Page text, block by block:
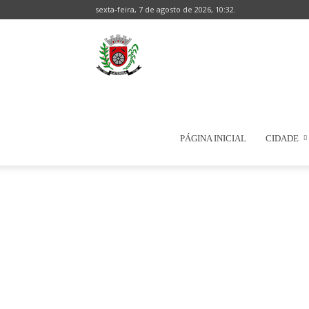
sexta-feira, 7 de agosto de 2026, 10:32.
PÁGINA INICIAL CIDADE